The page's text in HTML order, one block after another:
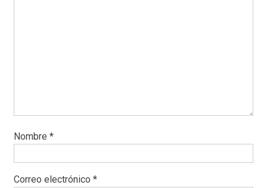
Nombre *
Correo electrónico *